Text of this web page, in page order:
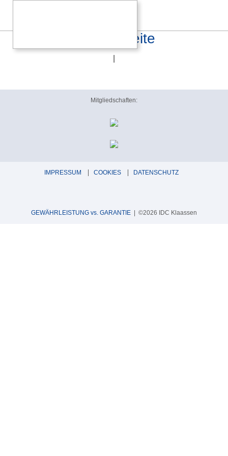
E14N Daten D 1 Seite
Mitgliedschaften:
IMPRESSUM COOKIES DATENSCHUTZ
GEWÄHRLEISTUNG vs. GARANTIE | ©2026 IDC Klaassen